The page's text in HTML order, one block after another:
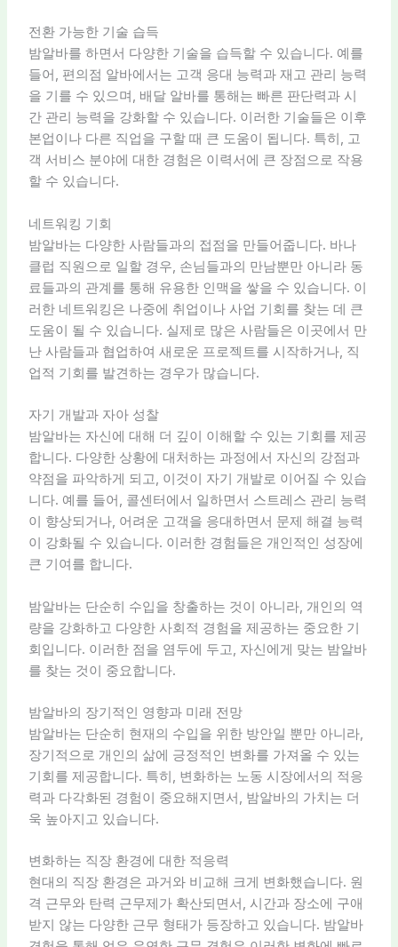
전환 가능한 기술 습득
밤알바를 하면서 다양한 기술을 습득할 수 있습니다. 예를
들어, 편의점 알바에서는 고객 응대 능력과 재고 관리 능력
을 기를 수 있으며, 배달 알바를 통해는 빠른 판단력과 시
간 관리 능력을 강화할 수 있습니다. 이러한 기술들은 이후
본업이나 다른 직업을 구할 때 큰 도움이 됩니다. 특히, 고
객 서비스 분야에 대한 경험은 이력서에 큰 장점으로 작용
할 수 있습니다.
네트워킹 기회
밤알바는 다양한 사람들과의 접점을 만들어줍니다. 바나
클럽 직원으로 일할 경우, 손님들과의 만남뿐만 아니라 동
료들과의 관계를 통해 유용한 인맥을 쌓을 수 있습니다. 이
러한 네트워킹은 나중에 취업이나 사업 기회를 찾는 데 큰
도움이 될 수 있습니다. 실제로 많은 사람들은 이곳에서 만
난 사람들과 협업하여 새로운 프로젝트를 시작하거나, 직
업적 기회를 발견하는 경우가 많습니다.
자기 개발과 자아 성찰
밤알바는 자신에 대해 더 깊이 이해할 수 있는 기회를 제공
합니다. 다양한 상황에 대처하는 과정에서 자신의 강점과
약점을 파악하게 되고, 이것이 자기 개발로 이어질 수 있습
니다. 예를 들어, 콜센터에서 일하면서 스트레스 관리 능력
이 향상되거나, 어려운 고객을 응대하면서 문제 해결 능력
이 강화될 수 있습니다. 이러한 경험들은 개인적인 성장에
큰 기여를 합니다.
밤알바는 단순히 수입을 창출하는 것이 아니라, 개인의 역
량을 강화하고 다양한 사회적 경험을 제공하는 중요한 기
회입니다. 이러한 점을 염두에 두고, 자신에게 맞는 밤알바
를 찾는 것이 중요합니다.
밤알바의 장기적인 영향과 미래 전망
밤알바는 단순히 현재의 수입을 위한 방안일 뿐만 아니라,
장기적으로 개인의 삶에 긍정적인 변화를 가져올 수 있는
기회를 제공합니다. 특히, 변화하는 노동 시장에서의 적응
력과 다각화된 경험이 중요해지면서, 밤알바의 가치는 더
욱 높아지고 있습니다.
변화하는 직장 환경에 대한 적응력
현대의 직장 환경은 과거와 비교해 크게 변화했습니다. 원
격 근무와 탄력 근무제가 확산되면서, 시간과 장소에 구애
받지 않는 다양한 근무 형태가 등장하고 있습니다. 밤알바